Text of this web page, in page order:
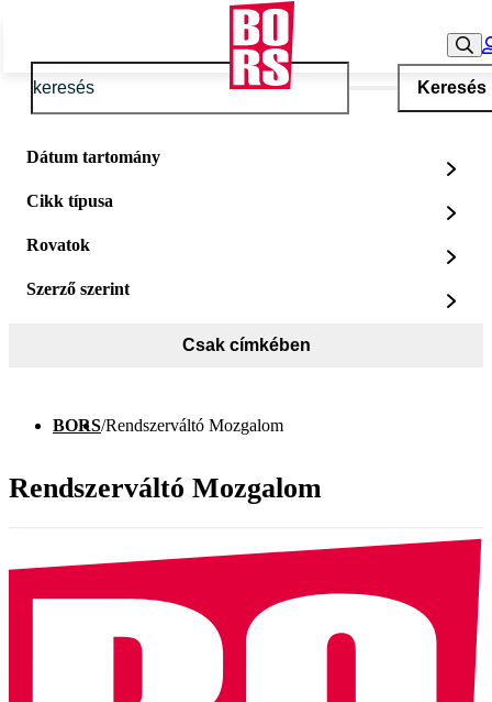
Keresés
Dátum tartomány
Cikk típusa
Rovatok
Szerző szerint
Csak címkében
BORS/Rendszerváltó Mozgalom
Rendszerváltó Mozgalom